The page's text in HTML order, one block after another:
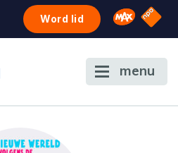
Word lid Omroep
NPO
menu